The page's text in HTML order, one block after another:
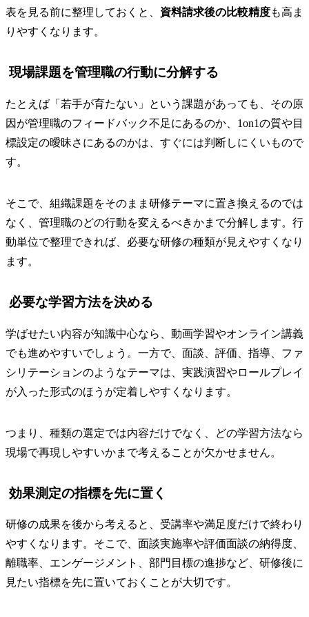
表を見る前に整理しておくと、 資料請求後の比較精度も高ま
りやすくなります。
現場課題を管理職の行動に分解する
たとえば「若手が育たない」という課題があっても、その原
因が管理職のフィードバック不足にあるのか、1on1の質や目
標設定の曖昧さにあるのかは、すぐには判断しにくいもので
す。
そこで、組織課題をそのまま研修テーマに置き換えるのでは
なく、管理職のどの行動を変えるべきかまで分解します。行
動単位で整理できれば、必要な研修の種類が見えやすくなり
ます。
必要な学習方法を決める
学ばせたい内容が知識中心なら、動画学習やオンライン講義
でも進めやすいでしょう。一方で、面談、評価、指導、ファ
シリテーションのようなテーマは、実践演習やロールプレイ
が入った形式のほうが定着しやすくなります。
つまり、種類の選定では内容だけでなく、どの学習方法なら
現場で再現しやすいかまで考えることが欠かせません。
効果測定の指標を先に置く
研修の成果を後から考えると、受講率や満足度だけで終わり
やすくなります。そこで、面談実施率や評価面談の納得度、
離職率、エンゲージメント、部門目標の進捗など、研修後に
見たい指標を先に置いておくことが大切です。